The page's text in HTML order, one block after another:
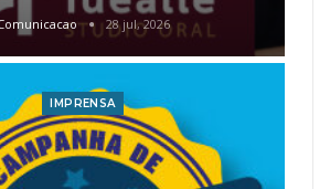
28 jul, 2026
IMPRENSA